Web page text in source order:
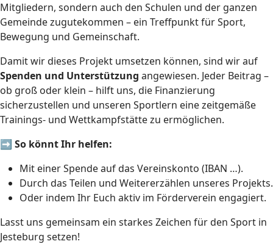
Mitgliedern, sondern auch den Schulen und der ganzen
Gemeinde zugutekommen – ein Treffpunkt für Sport,
Bewegung und Gemeinschaft.
Damit wir dieses Projekt umsetzen können, sind wir auf
Spenden und Unterstützung angewiesen. Jeder Beitrag –
ob groß oder klein – hilft uns, die Finanzierung
sicherzustellen und unseren Sportlern eine zeitgemäße
Trainings- und Wettkampfstätte zu ermöglichen.
➡️ So könnt Ihr helfen:
Mit einer Spende auf das Vereinskonto (IBAN …).
Durch das Teilen und Weitererzählen unseres Projekts.
Oder indem Ihr Euch aktiv im Förderverein engagiert.
Lasst uns gemeinsam ein starkes Zeichen für den Sport in
Jesteburg setzen!